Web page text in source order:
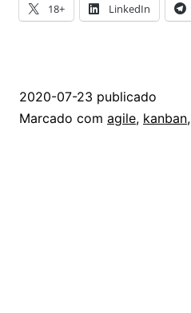
18+ LinkedIn
2020-07-23 publicado
Categorizado
Marcado com agile, kanban,